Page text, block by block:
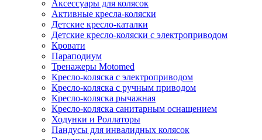
Аксессуары для колясок
Активные кресла-коляски
Детские кресло-каталки
Детские кресло-коляски с электроприводом
Кровати
Параподиум
Тренажеры Motomed
Кресло-коляска с электроприводом
Кресло-коляска с ручным приводом
Кресло-коляска рычажная
Кресло-коляска санитарным оснащением
Ходунки и Роллаторы
Пандусы для инвалидных колясок